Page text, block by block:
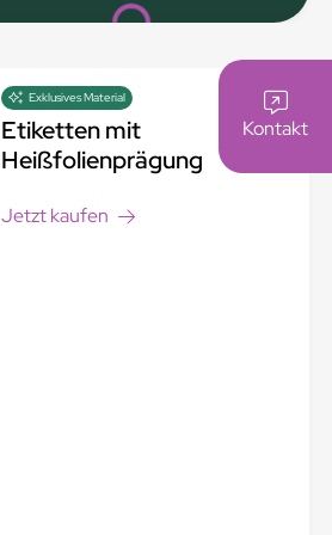
Kontakt
Loading...
Exklusives Material
Etiketten mit
Heißfolienprägung
Jetzt kaufen